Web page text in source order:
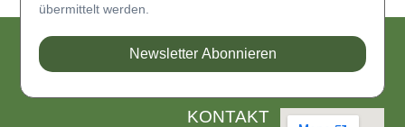
übermittelt werden.
Newsletter Abonnieren
KONTAKT